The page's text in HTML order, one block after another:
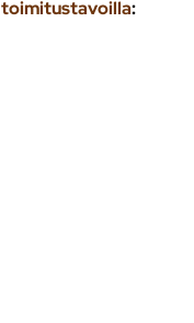
toimitustavoilla: